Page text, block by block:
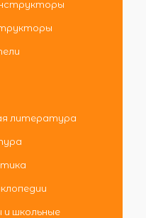
литература
и школьные